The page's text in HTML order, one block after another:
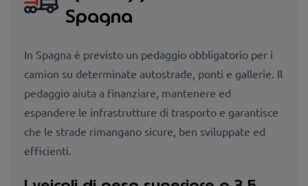
Spagna
In Spagna è previsto un pedaggio obbligatorio per i
camion su determinate autostrade, ponti e gallerie. Il
pedaggio aiuta a finanziare, mantenere ed
espandere le infrastrutture di trasporto e garantisce
che le strade rimangano sicure, ben sviluppate ed
efficienti.